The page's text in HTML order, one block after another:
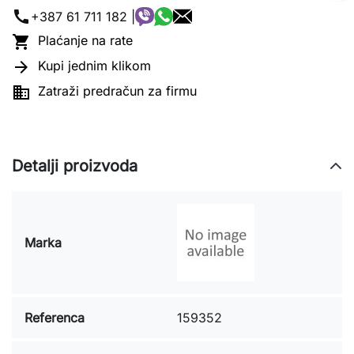
call +387 61 711 182 |
 Plaćanje na rate
 Kupi jednim klikom
 Zatraži predračun za firmu
Detalji proizvoda
Marka
Referenca 159352